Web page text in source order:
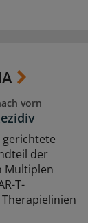
vorn
gerichtete
der
Multiplen
T-